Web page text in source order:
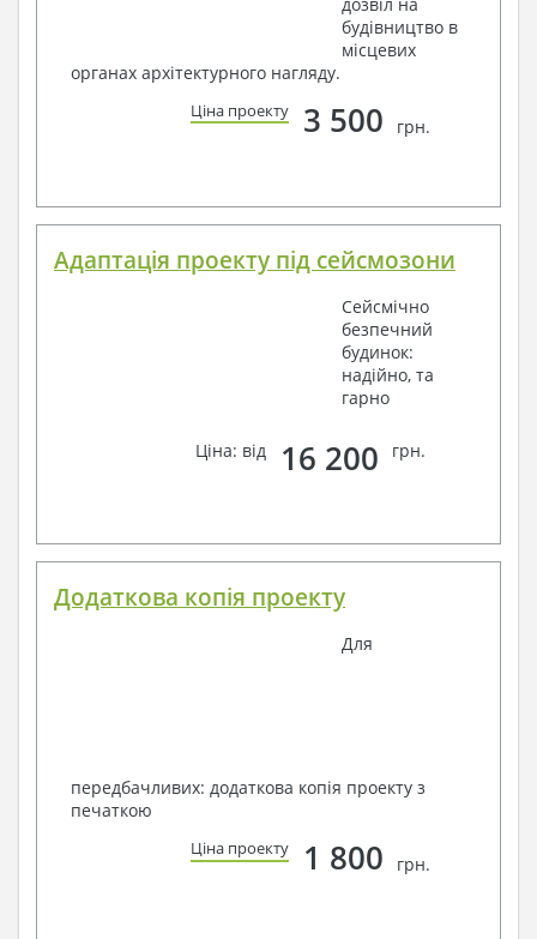
будівництво в
місцевих
органах архітектурного нагляду.
Ціна проекту 3 500 грн.
Адаптація проекту під сейсмозони
Сейсмічно
безпечний
будинок:
надійно, та
гарно
Ціна: від 16 200 грн.
Додаткова копія проекту
Для
передбачливих: додаткова копія проекту з
печаткою
Ціна проекту 1 800 грн.